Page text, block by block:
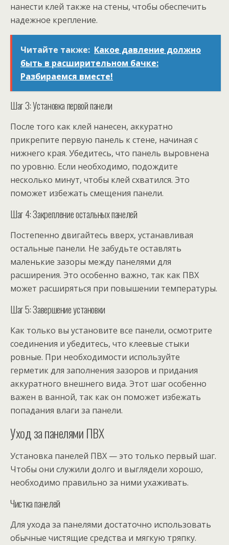
нанести клей также на стены, чтобы обеспечить
надежное крепление.
Читайте также: Какое давление должно
быть в расширительном бачке:
Разбираемся вместе!
Шаг 3: Установка первой панели
После того как клей нанесен, аккуратно
прикрепите первую панель к стене, начиная с
нижнего края. Убедитесь, что панель выровнена
по уровню. Если необходимо, подождите
несколько минут, чтобы клей схватился. Это
поможет избежать смещения панели.
Шаг 4: Закрепление остальных панелей
Постепенно двигайтесь вверх, устанавливая
остальные панели. Не забудьте оставлять
маленькие зазоры между панелями для
расширения. Это особенно важно, так как ПВХ
может расширяться при повышении температуры.
Шаг 5: Завершение установки
Как только вы установите все панели, осмотрите
соединения и убедитесь, что клеевые стыки
ровные. При необходимости используйте
герметик для заполнения зазоров и придания
аккуратного внешнего вида. Этот шаг особенно
важен в ванной, так как он поможет избежать
попадания влаги за панели.
Уход за панелями ПВХ
Установка панелей ПВХ — это только первый шаг.
Чтобы они служили долго и выглядели хорошо,
необходимо правильно за ними ухаживать.
Чистка панелей
Для ухода за панелями достаточно использовать
обычные чистящие средства и мягкую тряпку.